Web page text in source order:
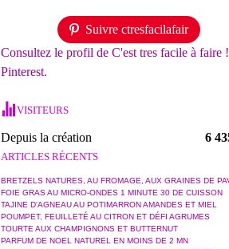
Suivre ctresfacilafair
Consultez le profil de C'est tres facile à faire
Pinterest.
VISITEURS
Depuis la création 6
ARTICLES RÉCENTS
BRETZELS NATURES, AU FROMAGE, AUX GRAINES DE
FOIE GRAS AU MICRO-ONDES 1 MINUTE 30 DE CUISSON
TAJINE D'AGNEAU AU POTIMARRON AMANDES ET MIEL
POUMPET, FEUILLETÉ AU CITRON ET DÉFI AGRUMES
TOURTE AUX CHAMPIGNONS ET BUTTERNUT
PARFUM DE NOEL NATUREL EN MOINS DE 2 MN